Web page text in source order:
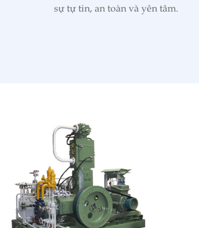
sự tự tin, an toàn và yên tâm.